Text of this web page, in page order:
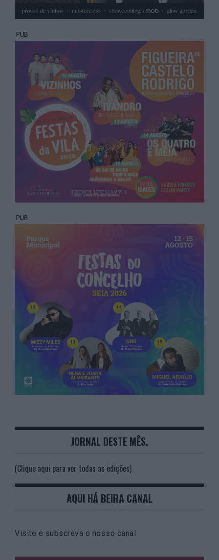
JORNAL DESTE MÊS.
(Clique aqui para ver todas as edições)
AQUI HÁ BEIRA CANAL
Visite e subscreva o nosso canal